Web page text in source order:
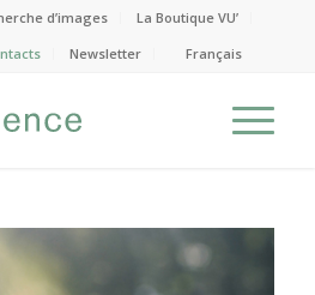
d’images
La Boutique VU’
Newsletter Français